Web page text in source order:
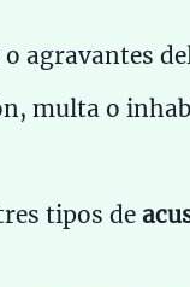
agravantes
multa o
tipos de